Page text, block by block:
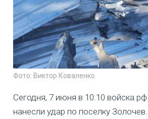
Фото: Виктор Коваленко
Сегодня, 7 июня в 10:10 войска
нанесли удар по поселку Золочев.